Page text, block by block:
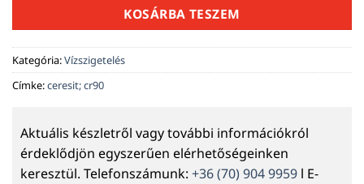
KOSÁRBA TESZEM
Kategória:Vízszigetelés
Címke:ceresit; cr90
Aktuális készletről vagy további információkról
érdeklődjön egyszerűen elérhetőségeinken
keresztül. Telefonszámunk: +36 (70) 904 9959 l E-